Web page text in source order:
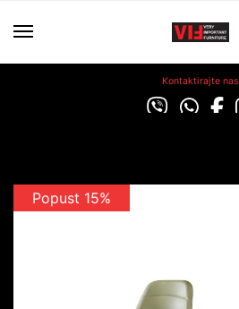
Kontaktirajte nas
Popust 15%